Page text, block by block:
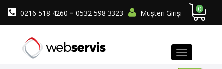
0216 518 4260 - 0532 598 3323 Müşteri Girişi 0